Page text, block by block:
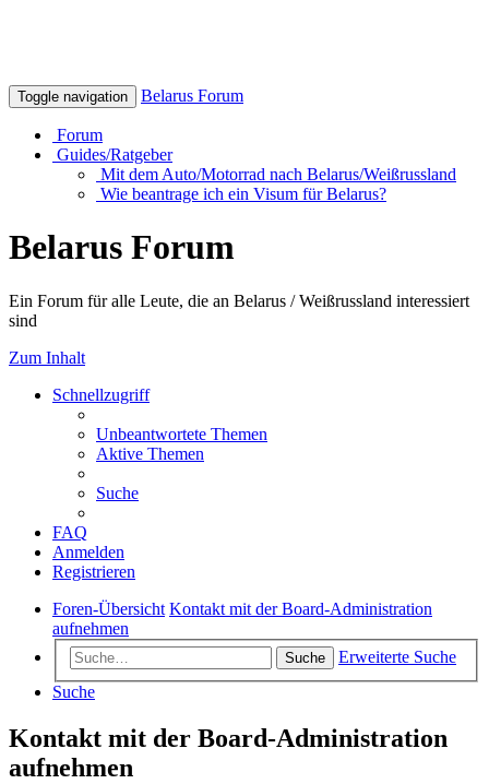
Toggle navigation Belarus Forum
Forum
Guides/Ratgeber
Mit dem Auto/Motorrad nach Belarus/Weißrussland
Wie beantrage ich ein Visum für Belarus?
Belarus Forum
Ein Forum für alle Leute, die an Belarus / Weißrussland interessiert
sind
Zum Inhalt
Schnellzugriff
Unbeantwortete Themen
Aktive Themen
Suche
FAQ
Anmelden
Registrieren
Foren-Übersicht Kontakt mit der Board-Administration
aufnehmen
Suche
Erweiterte Suche
Suche
Kontakt mit der Board-Administration
aufnehmen